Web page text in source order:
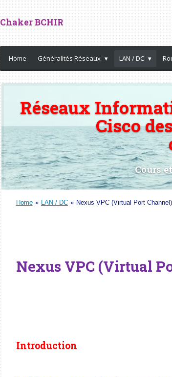
Chaker BCHIR
Home Généralités Réseaux LAN / DC
Réseaux
Cisco
Cours
Home » LAN / DC » Nexus VPC (Virtual Port Channel)
Nexus VPC (Virtual
Introduction